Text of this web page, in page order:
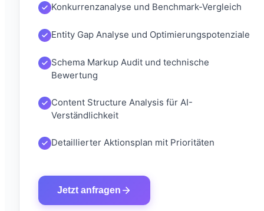
Konkurrenzanalyse und Benchmark-Vergleich
Entity Gap Analyse und Optimierungspotenziale
Schema Markup Audit und technische
Bewertung
Content Structure Analysis für AI-
Verständlichkeit
Detaillierter Aktionsplan mit Prioritäten
Jetzt anfragen